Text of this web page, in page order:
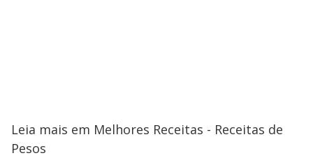
Leia mais em Melhores Receitas - Receitas de
Pesos